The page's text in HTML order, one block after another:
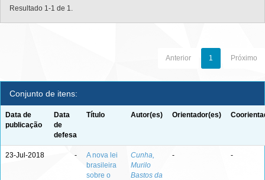
Resultado 1-1 de 1.
Anterior 1 Próximo
Conjunto de itens:
Data de
publicação
Data
de
defesa
Título Autor(es) Orientador(es)
23-Jul-2018 -
A nova lei
brasileira
sobre o
Cunha,
Murilo
Bastos da
- -